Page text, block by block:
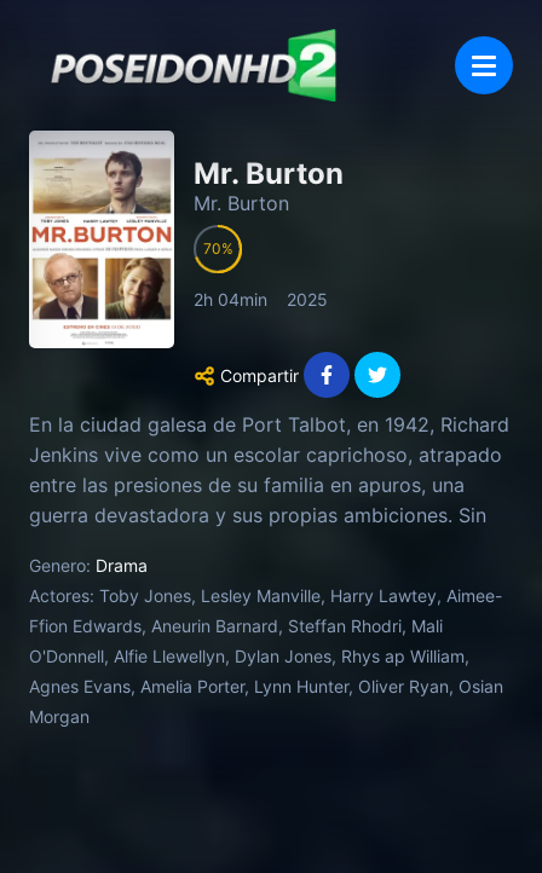
Mr. Burton
Mr. Burton
70
2h 04min 2025
Compartir
En la ciudad galesa de Port Talbot, en 1942, Richard
Jenkins vive como un escolar caprichoso, atrapado
entre las presiones de su familia en apuros, una
guerra devastadora y sus propias ambiciones. Sin
talento natural de Richard para el teatro llama la
atención de su profesor, Philip Burton. El joven, que
toma a Richard bajo su tutela, prospera gracias a la
estricta tutela de Philip y a la orientación de la
amable casera, Ma Smith. Sin embargo, a medida
que el mundo de la interpretación se pone al
Genero: Drama
Actores: Toby Jones, Lesley Manville, Harry Lawtey, Aimee-
Ffion Edwards, Aneurin Barnard, Steffan Rhodri, Mali
O'Donnell, Alfie Llewellyn, Dylan Jones, Rhys ap William,
Agnes Evans, Amelia Porter, Lynn Hunter, Oliver Ryan, Osian
Morgan